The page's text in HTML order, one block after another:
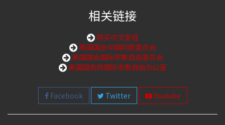
相关链接
购买中文圣经
美国国会中国问题委员会
美国国会国际宗教自由委员会
美国国务院国际宗教自由办公室
Facebook Twitter Youtube